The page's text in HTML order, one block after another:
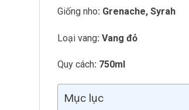
Giống nho: Grenache, Syrah
Loại vang: Vang đỏ
Quy cách: 750ml
Mục lục